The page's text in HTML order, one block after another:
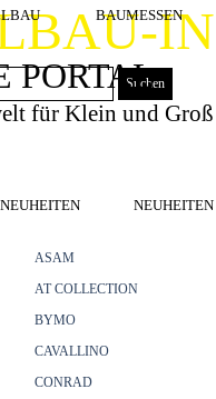
BAUMESSEN
PORTAL
Suchen
für Klein und Groß
ASAM
AT COLLECTION
BYMO
CAVALLINO
CONRAD